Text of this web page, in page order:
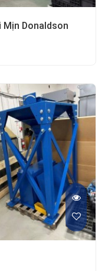
Mịn Donaldson